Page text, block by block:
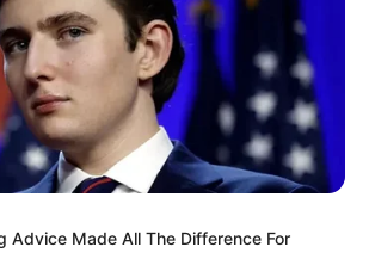
Advice Made All The Difference For